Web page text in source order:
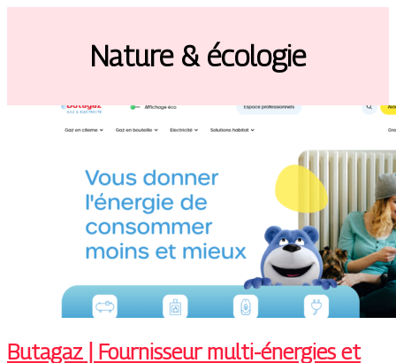
Nature & écologie
Butagaz | Fournisseur multi-énergies et